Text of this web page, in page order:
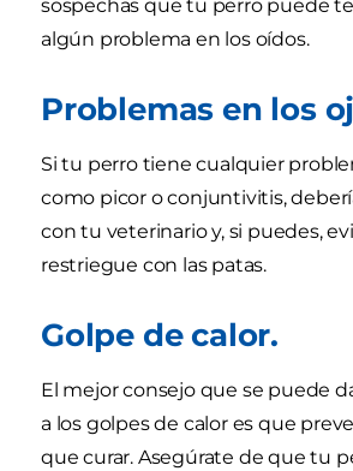
sospechas que tu perro puede
algún problema en los oídos.
Problemas en los
Si tu perro tiene cualquier
como picor o conjuntivitis,
con tu veterinario y, si puedes,
restriegue con las patas.
Golpe de calor.
El mejor consejo que se puede
a los golpes de calor es que
que curar. Asegúrate de que tu